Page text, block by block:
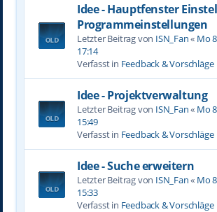
Idee - Hauptfenster
Programmeinstellungen
Letzter Beitrag von ISN_Fan« Mo
17:14
Verfasst in Feedback & Vorschläge
Idee - Projektverwaltung
Letzter Beitrag von ISN_Fan« Mo
15:49
Verfasst in Feedback & Vorschläge
Idee - Suche erweitern
Letzter Beitrag von ISN_Fan« Mo
15:33
Verfasst in Feedback & Vorschläge